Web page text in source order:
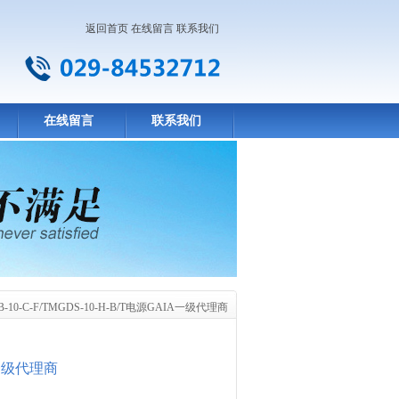
返回首页 在线留言 联系我们
在线留言 联系我们
10-C-F/TMGDS-10-H-B/T电源GAIA一级代理商
代理商